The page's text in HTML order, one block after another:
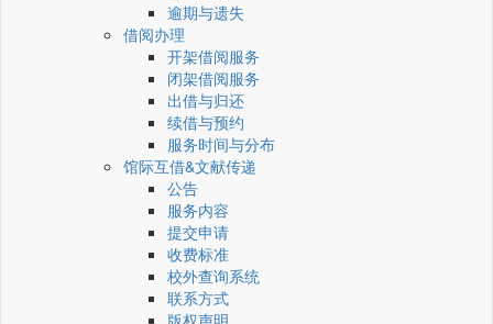
逾期与遗失
借阅办理
开架借阅服务
闭架借阅服务
出借与归还
续借与预约
服务时间与分布
馆际互借&文献传递
公告
服务内容
提交申请
收费标准
校外查询系统
联系方式